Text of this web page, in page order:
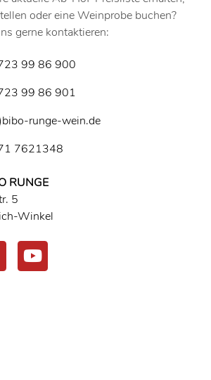
oder eine Weinprobe buchen?
gerne kontaktieren:
99 86 900
99 86 901
runge-wein.de
7621348
RUNGE
5
Winkel